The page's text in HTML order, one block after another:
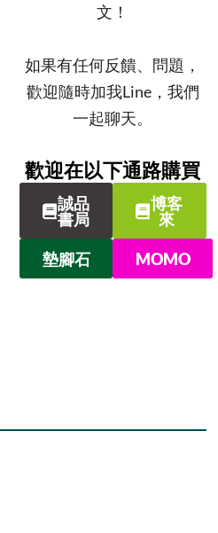
文！
如果有任何反饋、問題，
歡迎隨時加我Line，我們
一起聊天。
歡迎在以下通路購買
誠品
書局
博客
來
墊腳石 MOMO